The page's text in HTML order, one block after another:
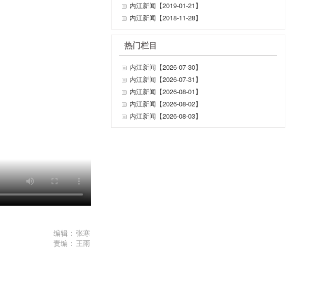
编辑： 张寒
责编： 王雨
内江新闻【2019-01-21】
内江新闻【2018-11-28】
热门栏目
内江新闻【2026-07-30】
内江新闻【2026-07-31】
内江新闻【2026-08-01】
内江新闻【2026-08-02】
内江新闻【2026-08-03】